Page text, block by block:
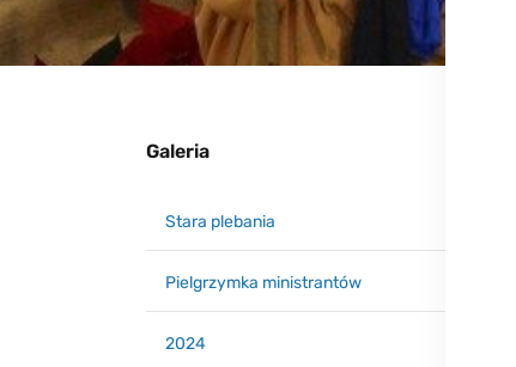
Galeria
Stara plebania
Pielgrzymka ministrantów
2024